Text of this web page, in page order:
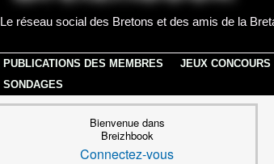
Le réseau social des Bretons et des amis de la
PUBLICATIONS DES MEMBRES JEUX CONCOURS
SONDAGES
Bienvenue dans
Breizhbook
Connectez-vous